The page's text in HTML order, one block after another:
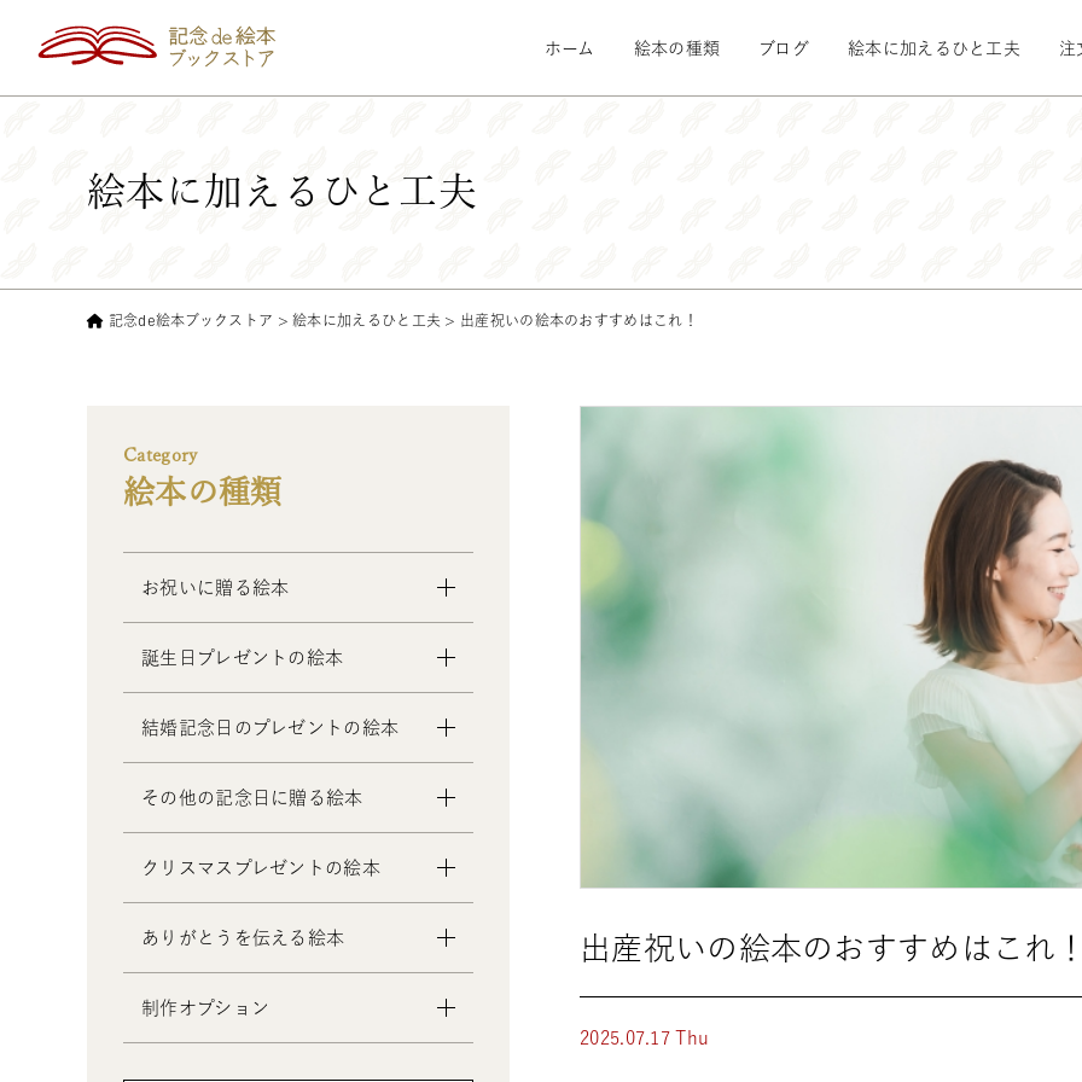
ホーム 絵本の種類 ブログ 絵本に加えるひと工夫 注
絵本に加えるひと工夫
記念de絵本ブックストア >絵本に加えるひと工夫 > 出産祝いの絵本のおすすめはこれ！
Category
絵本の種類
お祝いに贈る絵本
- 成人祝いの絵本
- 初節句のお祝いの絵本
- 入園・入学／卒園・卒業祝いの絵
本
- 還暦祝いの絵本
誕生日プレゼントの絵本
- 2歳～6歳の幼児への誕生日プレゼ
- 小学生の子供への誕生日プレゼン
トの絵本
- 中学生、高校生、大学生への誕生
日プレゼントの絵本
- 20歳の誕生日プレゼントの絵本
- 女性、妻、彼女、女友達への誕生
日プレゼントの絵本
結婚記念日のプレゼントの絵本
- 夫への結婚記念日の絵本
- 友人、知人への結婚記念日の絵本
その他の記念日に贈る絵本
- 生まれて一万日記念日の絵本
の絵本
- 母の日 / 父の日のプレゼントの絵
本
- 敬老の日のプレゼントの絵本
クリスマスプレゼントの絵本
ントの絵本
リスマスプレゼントの絵本
- 中学生、高校生、大学生へのクリ
ありがとうを伝える絵本
制作オプション
出産祝いの絵本のおすすめはこれ
2025.07.17 Thu